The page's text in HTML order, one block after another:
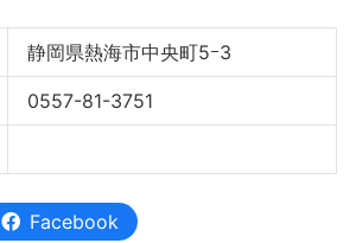
静岡県熱海市中央町5ｰ3
0557-81-3751
Facebook